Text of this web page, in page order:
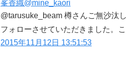
峯香織@mine_kaori
@tarusuke_beam 樽さんご無沙汰
フォローさせていただきました。
2015年11月12日 13:51:53